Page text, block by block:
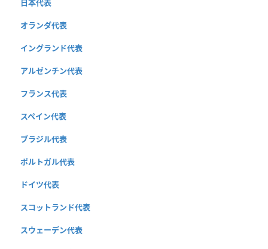
日本代表
オランダ代表
イングランド代表
アルゼンチン代表
フランス代表
スペイン代表
ブラジル代表
ポルトガル代表
ドイツ代表
スコットランド代表
スウェーデン代表